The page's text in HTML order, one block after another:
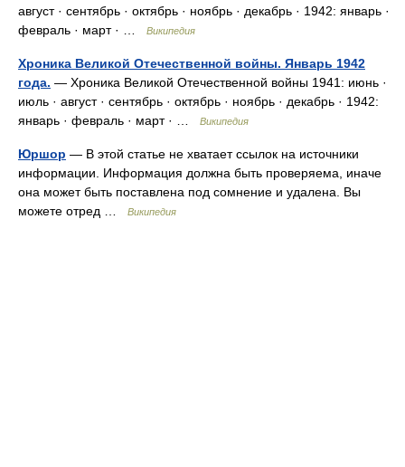
август · сентябрь · октябрь · ноябрь · декабрь · 1942: январь ·
февраль · март · …
Википедия
Хроника Великой Отечественной войны. Январь 1942
года. — Хроника Великой Отечественной войны 1941: июнь ·
июль · август · сентябрь · октябрь · ноябрь · декабрь · 1942:
январь · февраль · март · …
Википедия
Юршор — В этой статье не хватает ссылок на источники
информации. Информация должна быть проверяема, иначе
она может быть поставлена под сомнение и удалена. Вы
можете отред …
Википедия